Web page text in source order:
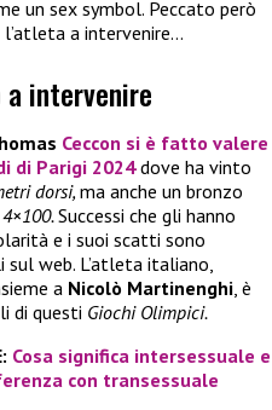
un sex symbol. Peccato però
l’atleta a intervenire…
a intervenire
Ceccon si è fatto valere
di Parigi 2024dove ha vinto
dorsi, ma anche un bronzo
Successi che gli hanno
e i suoi scatti sono
web. L’atleta italiano,
a Nicolò Martinenghi, è
di questi Giochi Olimpici.
Cosa significa intersessuale e
con transessuale